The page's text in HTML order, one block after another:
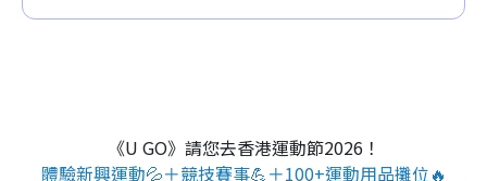
《U GO》請您去香港運動節2026！
體驗新興運動💦＋競技賽事💪＋100+運動用品攤位🔥